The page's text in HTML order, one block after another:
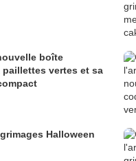
boîte
vertes et sa
Halloween